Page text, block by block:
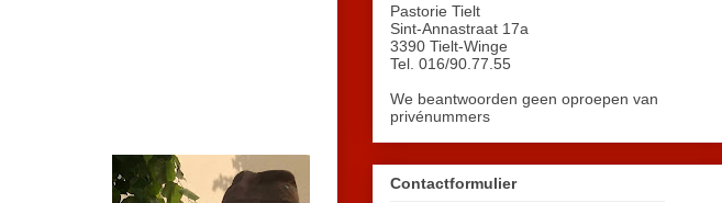
Pastorie Tielt
Sint-Annastraat 17a
3390 Tielt-Winge
Tel. 016/90.77.55
We beantwoorden geen oproepen van
privénummers
Contactformulier